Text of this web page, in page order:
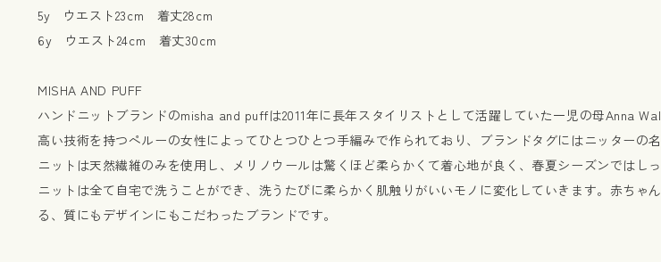
5y ウエスト23cm 着丈28cm
6y ウエスト24cm 着丈30cm
MISHA AND PUFF
ハンドニットブランドのmisha and puffは2011年に長年スタイリストとして活躍していた一児の母Anna
高い技術を持つペルーの女性によってひとつひとつ手編みで作られており、ブランドタグにはニッターの名
ニットは天然繊維のみを使用し、メリノウールは驚くほど柔らかくて着心地が良く、春夏シーズンではし
ニットは全て自宅で洗うことができ、洗うたびに柔らかく肌触りがいいモノに変化していきます。赤ち
る、質にもデザインにもこだわったブランドです。